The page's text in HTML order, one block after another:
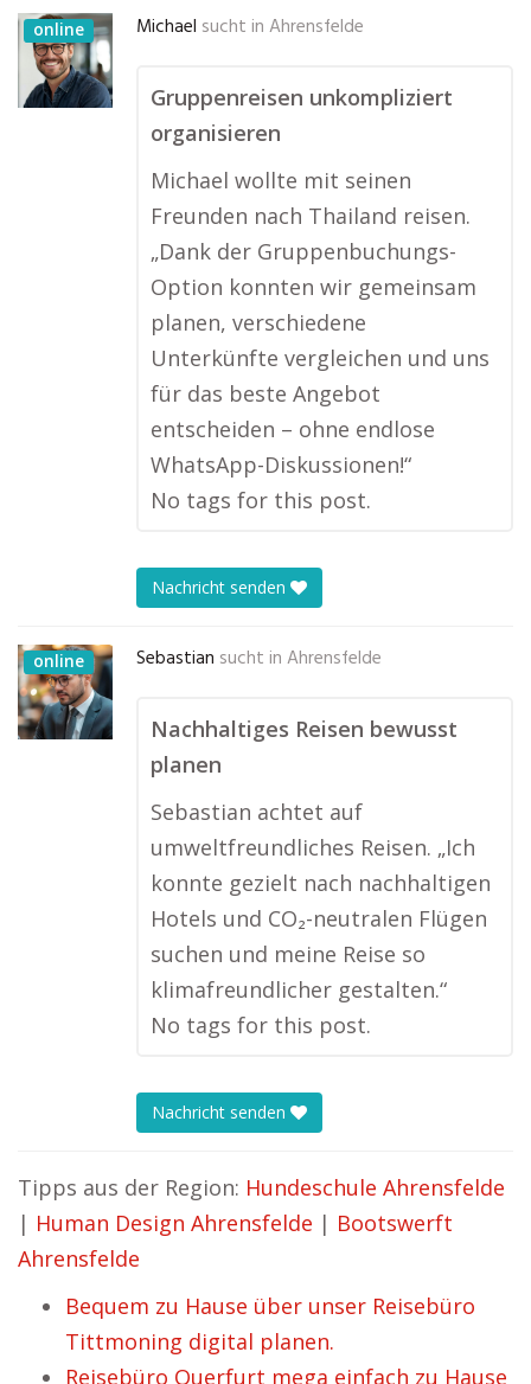
online Michael sucht in Ahrensfelde
Gruppenreisen unkompliziert
organisieren
Michael wollte mit seinen
Freunden nach Thailand reisen.
„Dank der Gruppenbuchungs-
Option konnten wir gemeinsam
planen, verschiedene
Unterkünfte vergleichen und uns
für das beste Angebot
entscheiden – ohne endlose
WhatsApp-Diskussionen!“
No tags for this post.
Nachricht senden
online Sebastian sucht in Ahrensfelde
Nachhaltiges Reisen bewusst
planen
Sebastian achtet auf
umweltfreundliches Reisen. „Ich
konnte gezielt nach nachhaltigen
Hotels und CO₂-neutralen Flügen
suchen und meine Reise so
klimafreundlicher gestalten.“
No tags for this post.
Nachricht senden
Tipps aus der Region: Hundeschule Ahrensfelde
| Human Design Ahrensfelde | Bootswerft
Ahrensfelde
Bequem zu Hause über unser Reisebüro
Tittmoning digital planen.
Reisebüro Querfurt mega einfach zu Hause